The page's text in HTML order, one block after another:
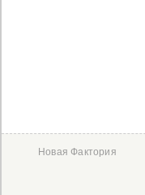
Новая Фактория